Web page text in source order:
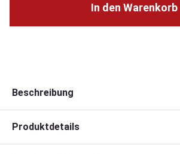
In den Warenkorb
Beschreibung
Produktdetails